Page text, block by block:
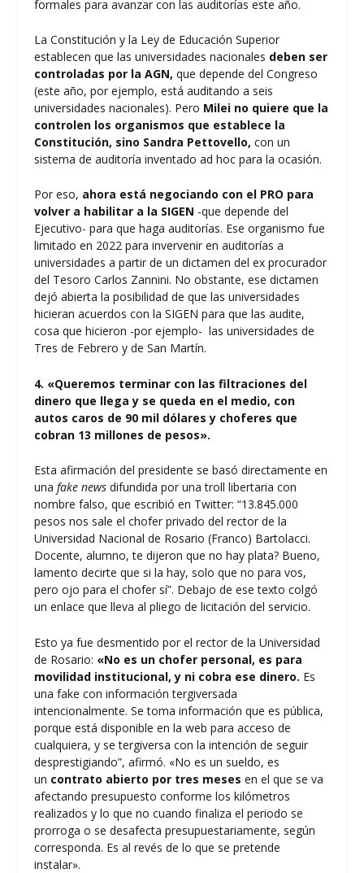
formales para avanzar con las auditorías este año.
La Constitución y la Ley de Educación Superior
establecen que las universidades nacionales deben ser
controladas por la AGN,que depende del Congreso
(este año, por ejemplo, está auditando a seis
universidades nacionales). Pero Milei no quiere que la
controlen los organismos que establece la
Constitución, sino Sandra Pettovello, con un
sistema de auditoría inventado ad hoc para la ocasión.
Por eso, ahora está negociando con el PRO para
volver a habilitar a la SIGEN -que depende del
Ejecutivo- para que haga auditorías. Ese organismo fue
limitado en 2022 para invervenir en auditorías a
universidades a partir de un dictamen del ex procurador
del Tesoro Carlos Zannini. No obstante, ese dictamen
dejó abierta la posibilidad de que las universidades
hicieran acuerdos con la SIGEN para que las audite,
cosa que hicieron -por ejemplo- las universidades de
Tres de Febrero y de San Martín.
4. «Queremos terminar con las filtraciones del
dinero que llega y se queda en el medio, con
autos caros de 90 mil dólares y choferes que
cobran 13 millones de pesos».
Esta afirmación del presidente se basó directamente en
unafake news difundida por una troll libertaria con
nombre falso, que escribió en Twitter: “13.845.000
pesos nos sale el chofer privado del rector de la
Universidad Nacional de Rosario (Franco) Bartolacci.
Docente, alumno, te dijeron que no hay plata? Bueno,
lamento decirte que si la hay, solo que no para vos,
pero ojo para el chofer sí”. Debajo de ese texto colgó
un enlace que lleva al pliego de licitación del servicio.
Esto ya fue desmentido por el rector de la Universidad
de Rosario: «No es un chofer personal, es para
movilidad institucional, y ni cobra ese dinero. Es
una fake con información tergiversada
intencionalmente. Se toma información que es pública,
porque está disponible en la web para acceso de
cualquiera, y se tergiversa con la intención de seguir
desprestigiando”, afirmó. «No es un sueldo, es
un contrato abierto por tres mesesen el que se va
afectando presupuesto conforme los kilómetros
realizados y lo que no cuando finaliza el periodo se
prorroga o se desafecta presupuestariamente, según
corresponda. Es al revés de lo que se pretende
instalar».